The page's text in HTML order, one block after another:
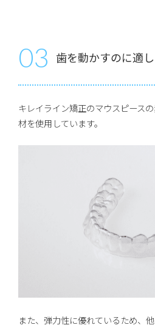
03 歯を動かすのに適
キレイライン矯正のマウスピース
材を使用しています。
また、弾力性に優れているため、